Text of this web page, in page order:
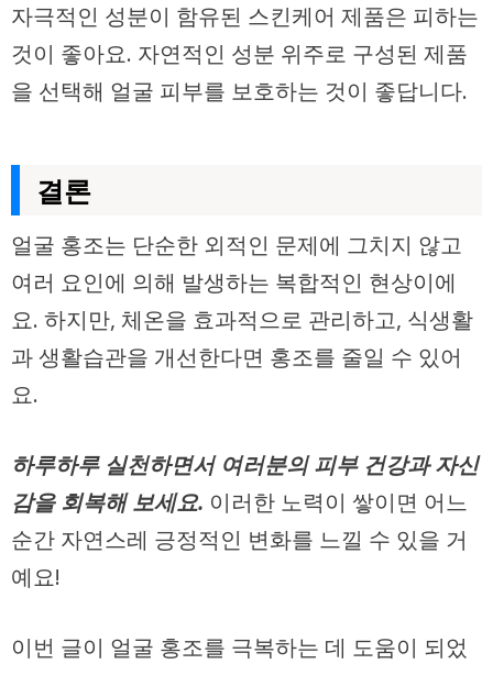
자극적인 성분이 함유된 스킨케어 제품은 피하는
것이 좋아요. 자연적인 성분 위주로 구성된 제품
을 선택해 얼굴 피부를 보호하는 것이 좋답니다.
결론
얼굴 홍조는 단순한 외적인 문제에 그치지 않고
여러 요인에 의해 발생하는 복합적인 현상이에
요. 하지만, 체온을 효과적으로 관리하고, 식생활
과 생활습관을 개선한다면 홍조를 줄일 수 있어
요.
하루하루 실천하면서 여러분의 피부 건강과 자신
감을 회복해 보세요. 이러한 노력이 쌓이면 어느
순간 자연스레 긍정적인 변화를 느낄 수 있을 거
예요!
이번 글이 얼굴 홍조를 극복하는 데 도움이 되었